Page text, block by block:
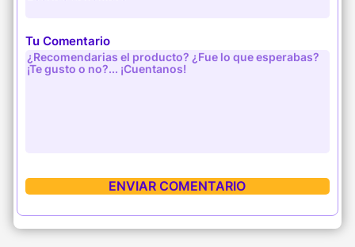
Tu Comentario